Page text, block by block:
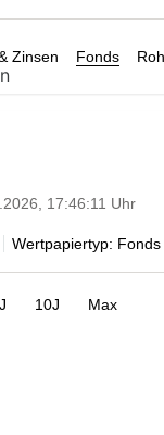
Zinsen Fonds
17:46:11 Uhr
Wertpapiertyp: Fonds
10J Max